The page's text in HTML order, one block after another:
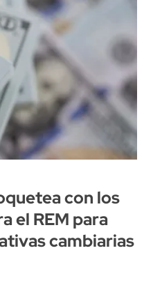
con los
el REM para
cambiarias